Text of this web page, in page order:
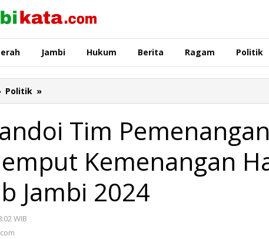
Jambi Hukum Berita Ragam Politik
Politik »
Tim
HBA:
Mari
Jemput
Haris-
Sani
Tim
Kemenangan
Jambi 2024
WIB